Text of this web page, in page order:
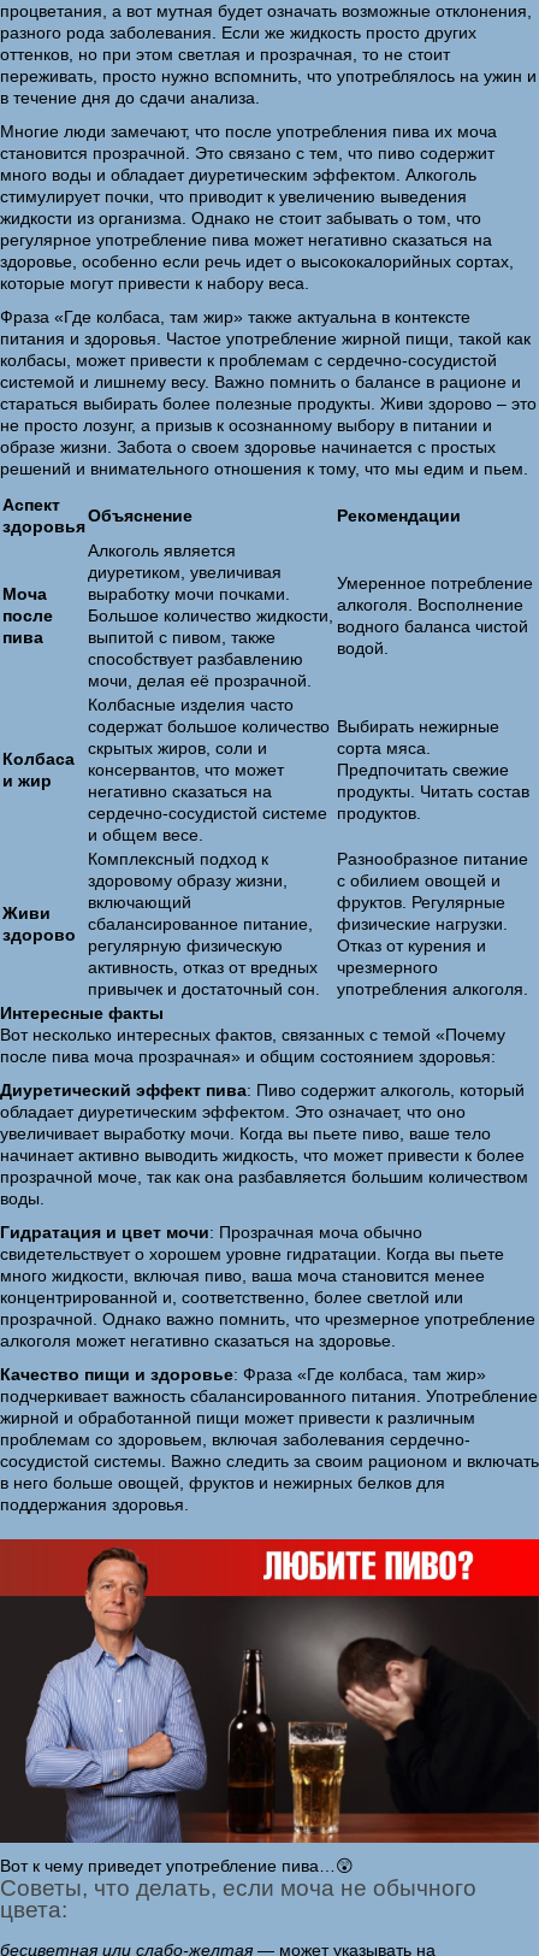
процветания, а вот мутная будет означать возможные отклонения,
разного рода заболевания. Если же жидкость просто других
оттенков, но при этом светлая и прозрачная, то не стоит
переживать, просто нужно вспомнить, что употреблялось на ужин и
в течение дня до сдачи анализа.
Многие люди замечают, что после употребления пива их моча
становится прозрачной. Это связано с тем, что пиво содержит
много воды и обладает диуретическим эффектом. Алкоголь
стимулирует почки, что приводит к увеличению выведения
жидкости из организма. Однако не стоит забывать о том, что
регулярное употребление пива может негативно сказаться на
здоровье, особенно если речь идет о высококалорийных сортах,
которые могут привести к набору веса.
Фраза «Где колбаса, там жир» также актуальна в контексте
питания и здоровья. Частое употребление жирной пищи, такой как
колбасы, может привести к проблемам с сердечно-сосудистой
системой и лишнему весу. Важно помнить о балансе в рационе и
стараться выбирать более полезные продукты. Живи здорово – это
не просто лозунг, а призыв к осознанному выбору в питании и
образе жизни. Забота о своем здоровье начинается с простых
решений и внимательного отношения к тому, что мы едим и пьем.
Аспект
здоровья
Объяснение Рекомендации
Моча
после
пива
Алкоголь является
диуретиком, увеличивая
выработку мочи почками.
Большое количество жидкости,
выпитой с пивом, также
способствует разбавлению
мочи, делая её прозрачной.
Умеренное потребление
алкоголя. Восполнение
водного баланса чистой
водой.
Колбаса
и жир
Колбасные изделия часто
содержат большое количество
скрытых жиров, соли и
консервантов, что может
негативно сказаться на
сердечно-сосудистой системе
и общем весе.
Выбирать нежирные
сорта мяса.
Предпочитать свежие
продукты. Читать состав
продуктов.
Живи
здорово
Комплексный подход к
здоровому образу жизни,
включающий
сбалансированное питание,
регулярную физическую
активность, отказ от вредных
привычек и достаточный сон.
Разнообразное питание
с обилием овощей и
фруктов. Регулярные
физические нагрузки.
Отказ от курения и
чрезмерного
употребления алкоголя.
Интересные факты
Вот несколько интересных фактов, связанных с темой «Почему
после пива моча прозрачная» и общим состоянием здоровья:
Диуретический эффект пива: Пиво содержит алкоголь, который
обладает диуретическим эффектом. Это означает, что оно
увеличивает выработку мочи. Когда вы пьете пиво, ваше тело
начинает активно выводить жидкость, что может привести к более
прозрачной моче, так как она разбавляется большим количеством
воды.
Гидратация и цвет мочи: Прозрачная моча обычно
свидетельствует о хорошем уровне гидратации. Когда вы пьете
много жидкости, включая пиво, ваша моча становится менее
концентрированной и, соответственно, более светлой или
прозрачной. Однако важно помнить, что чрезмерное употребление
алкоголя может негативно сказаться на здоровье.
Качество пищи и здоровье: Фраза «Где колбаса, там жир»
подчеркивает важность сбалансированного питания. Употребление
жирной и обработанной пищи может привести к различным
проблемам со здоровьем, включая заболевания сердечно-
сосудистой системы. Важно следить за своим рационом и включать
в него больше овощей, фруктов и нежирных белков для
поддержания здоровья.
Вот к чему приведет употребление пива…😲
Советы, что делать, если моча не обычного
цвета:
бесцветная или слабо-желтая — может указывать на